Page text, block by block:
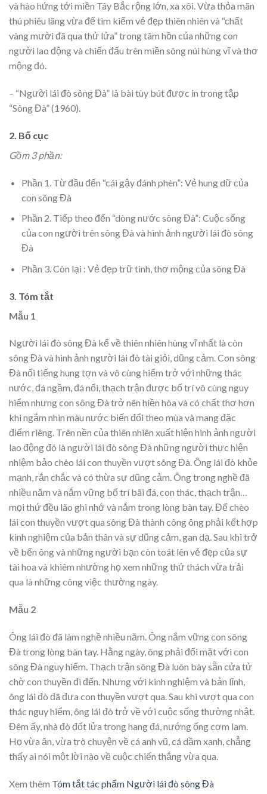
và hào hứng tới miền Tây Bắc rộng lớn, xa xôi. Vừa thỏa mãn
thú phiêu lãng vừa để tìm kiếm vẻ đẹp thiên nhiên và “chất
vàng mười đã qua thử lửa” trong tâm hồn của những con
người lao động và chiến đấu trên miền sông núi hùng vĩ và thơ
mộng đó.
– “Người lái đò sông Đà” là bài tùy bút được in trong tập
“Sông Đà” (1960).
2. Bố cục
Gồm 3 phần:
Phần 1. Từ đầu đến “cái gậy đánh phèn”: Vẻ hung dữ của
con sông Đà
Phần 2. Tiếp theo đến “dòng nước sông Đà”: Cuộc sống
của con người trên sông Đà và hình ảnh người lái đò sông
Đà
Phần 3. Còn lại : Vẻ đẹp trữ tình, thơ mộng của sông Đà
3. Tóm tắt
Mẫu 1
Người lái đò sông Đà kể về thiên nhiên hùng vĩ nhất là còn
sông Đà và hình ảnh người lái đò tài giỏi, dũng cảm. Con sông
Đà nổi tiếng hung tợn và vô cùng hiểm trở với những thác
nước, đá ngầm, đá nổi, thạch trận được bố trí vô cùng nguy
hiểm nhưng con sông Đà trở nên hiền hòa và có chất thơ hơn
khi ngắm nhìn màu nước biến đổi theo mùa và mang đặc
điểm riêng. Trên nền của thiên nhiên xuất hiện hình ảnh người
lao động đó là người lái đò sông Đà những người thực hiện
nhiệm bảo chèo lái con thuyền vượt sông Đà. Ông lái đò khỏe
mạnh, rắn chắc và có thừa sự dũng cảm. Ông trong nghề đã
nhiều năm và nắm vững bố trí bãi đá, con thác, thạch trận…
mọi thứ đều lão ghi nhớ và nắm trong lòng bàn tay. Để chèo
lái con thuyền vượt qua sông Đà thành công ông phải kết hợp
kinh nghiệm của bản thân và sự dũng cảm, gan dạ. Sau khi trở
về bến ông và những người bạn còn toát lên vẻ đẹp của sự
tài hoa và khiêm nhường họ xem những thử thách vừa trải
qua là những công việc thường ngày.
Mẫu 2
Ông lái đò đã làm nghề nhiều năm. Ông nắm vững con sông
Đà trong lòng bàn tay. Hằng ngày, ông phải đối mặt với con
sông Đà nguy hiểm. Thạch trận sông Đà luôn bày sẵn cửa tử
chờ con thuyền đi đến. Nhưng với kinh nghiệm và bản lĩnh,
ông lái đò đã đưa con thuyền vượt qua. Sau khi vượt qua con
thác nguy hiểm, ông lái đò trở về với cuộc sống thường nhật.
Đêm ấy, nhà đò đốt lửa trong hang đá, nướng ống cơm lam.
Họ vừa ăn, vừa trò chuyện về cá anh vũ, cá dầm xanh, chẳng
thấy ai nói một lời nào về cuộc chiến thắng vừa qua.
Xem thêm Tóm tắt tác phẩm Người lái đò sông Đà